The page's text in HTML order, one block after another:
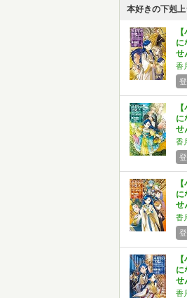
本好きの下剋
に
せ
香
に
せ
香
に
せ
香
に
せ
香